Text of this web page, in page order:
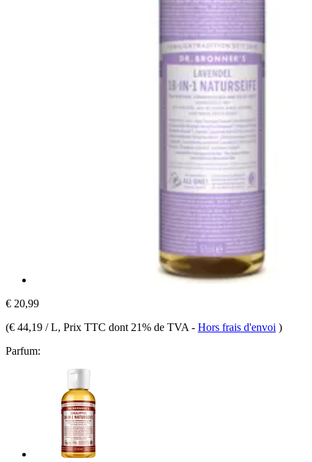
€ 20,99
(€ 44,19 / L, Prix TTC dont 21% de TVA - Hors frais d'envoi )
Parfum: